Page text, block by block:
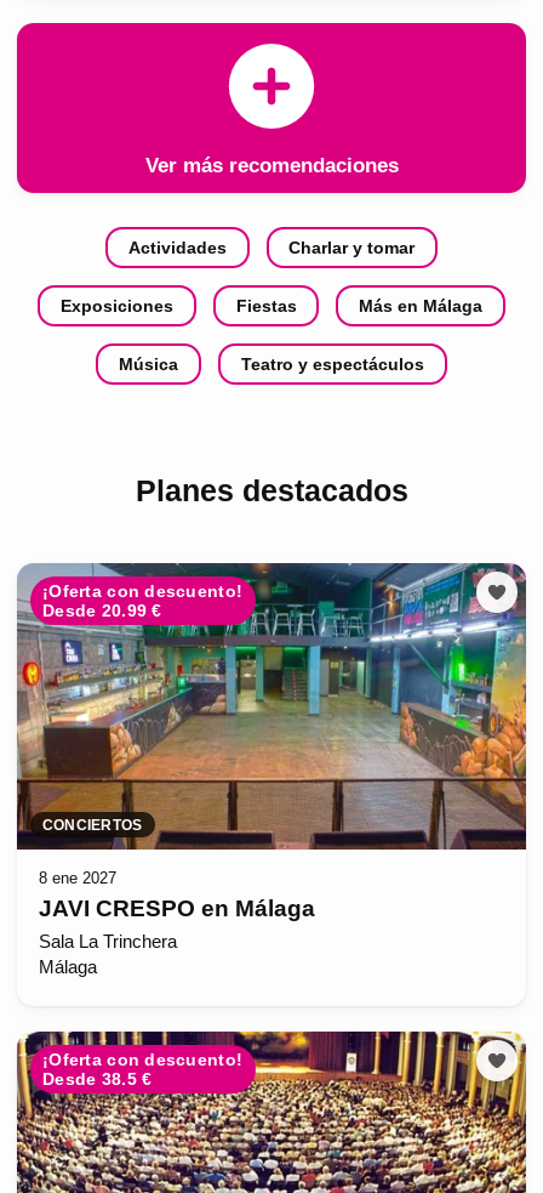
Ver más recomendaciones
Actividades Charlar y tomar
Exposiciones Fiestas Más en Málaga
Música Teatro y espectáculos
Planes destacados
¡Oferta con descuento!
Desde 20.99 €
CONCIERTOS
8 ene 2027
JAVI CRESPO en Málaga
Sala La Trinchera
Málaga
¡Oferta con descuento!
Desde 38.5 €